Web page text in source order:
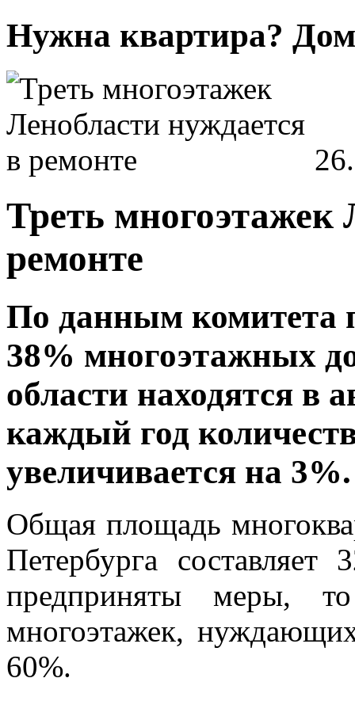
Нужна квартира?
Треть многоэтажек
ремонте
По данным комитета
38% многоэтажных
области находятся в
каждый год
увеличивается на 3%.
Общая площадь
Петербурга
предприняты меры,
многоэтажек,
60%.